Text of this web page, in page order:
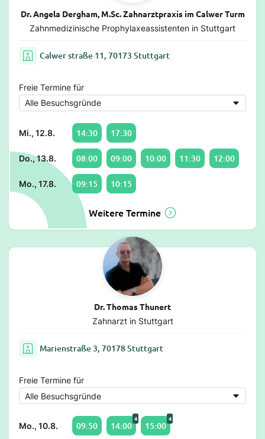
Dr. Angela Dergham, M.Sc. Zahnarztpraxis im Calwer Turm
Zahnmedizinische Prophylaxeassistenten in Stuttgart
Calwer straße 11, 70173 Stuttgart
Freie Termine für
Mi., 12.8. 14:30 17:30
Do., 13.8. 08:00 09:00 10:00 11:30 12:00
Mo., 17.8. 09:15 10:15
Weitere Termine
Dr. Thomas Thunert
Zahnarzt in Stuttgart
Marienstraße 3, 70178 Stuttgart
Freie Termine für
Mo., 10.8. 09:50 14:00
4
15:00
4